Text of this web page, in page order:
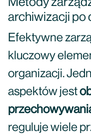
archiwizacji po
Efektywne
kluczowy
organizacji.
aspektów jest
reguluje wiele